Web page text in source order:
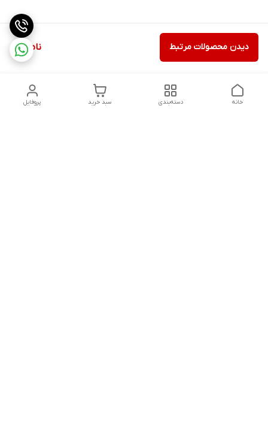
ناموجود دیدن محصولات مرتبط
پروفایل سبد خرید دسته‌بندی خانه